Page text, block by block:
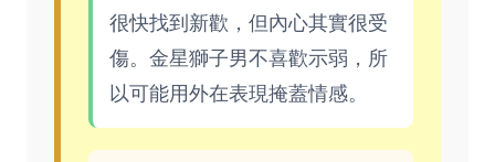
很快找到新歡，但內心其實很受
傷。金星獅子男不喜歡示弱，所
以可能用外在表現掩蓋情感。